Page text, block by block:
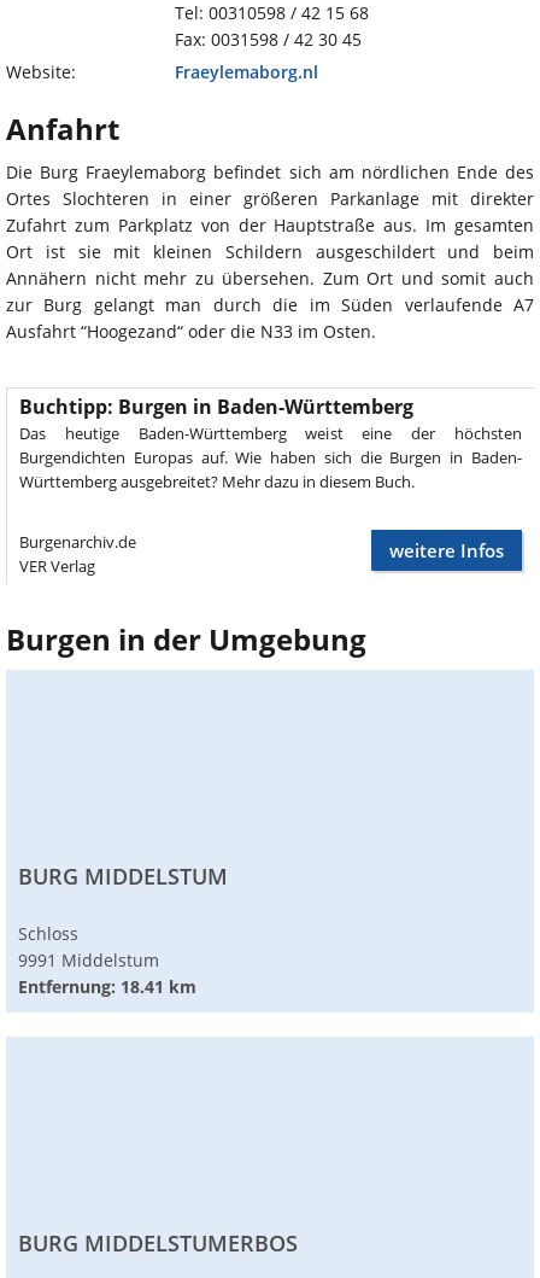
Tel: 00310598 / 42 15 68
Fax: 0031598 / 42 30 45
Website:
Fraeylemaborg.nl
Anfahrt
Die Burg Fraeylemaborg befindet sich am nördlichen Ende des
Ortes Slochteren in einer größeren Parkanlage mit direkter
Zufahrt zum Parkplatz von der Hauptstraße aus. Im gesamten
Ort ist sie mit kleinen Schildern ausgeschildert und beim
Annähern nicht mehr zu übersehen. Zum Ort und somit auch
zur Burg gelangt man durch die im Süden verlaufende A7
Ausfahrt “Hoogezand“ oder die N33 im Osten.
Buchtipp: Burgen in Baden-Württemberg
Das heutige Baden-Württemberg weist eine der höchsten
Burgendichten Europas auf. Wie haben sich die Burgen in Baden-
Württemberg ausgebreitet? Mehr dazu in diesem Buch.
Burgenarchiv.de
VER Verlag
weitere Infos
Burgen in der Umgebung
BURG MIDDELSTUM
Schloss
9991 Middelstum
Entfernung: 18.41 km
BURG MIDDELSTUMERBOS